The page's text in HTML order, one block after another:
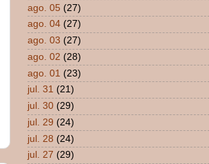
ago. 05 (27)
ago. 04 (27)
ago. 03 (27)
ago. 02 (28)
ago. 01 (23)
jul. 31 (21)
jul. 30 (29)
jul. 29 (24)
jul. 28 (24)
jul. 27 (29)